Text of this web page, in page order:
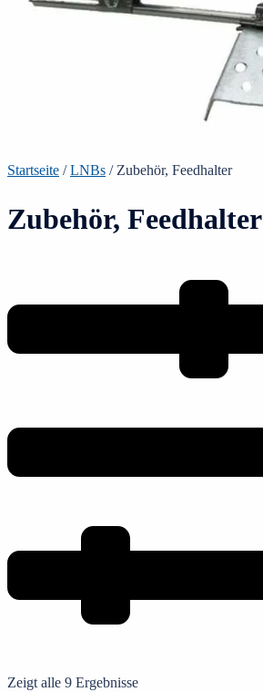
Startseite /LNBs / Zubehör, Feedhalter
Zubehör, Feedhalter
Zeigt alle 9 Ergebnisse